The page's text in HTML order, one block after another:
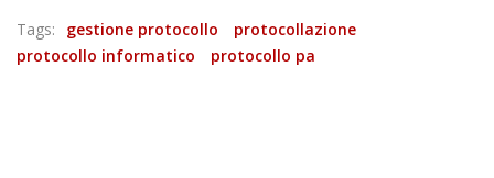
Tags: gestione protocollo
protocollazione
protocollo informatico
protocollo pa